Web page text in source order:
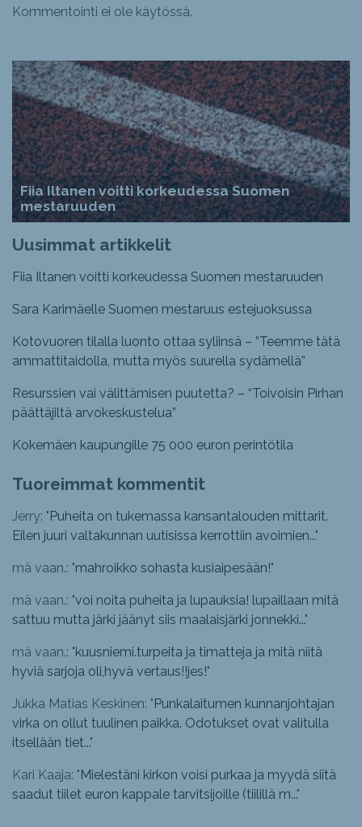
Kommentointi ei ole käytössä.
Fiia Iltanen voitti korkeudessa Suomen
mestaruuden
Uusimmat artikkelit
Fiia Iltanen voitti korkeudessa Suomen mestaruuden
Sara Karimäelle Suomen mestaruus estejuoksussa
Kotovuoren tilalla luonto ottaa syliinsä – ”Teemme tätä
ammattitaidolla, mutta myös suurella sydämellä”
Resurssien vai välittämisen puutetta? – “Toivoisin Pirhan
päättäjiltä arvokeskustelua”
Kokemäen kaupungille 75 000 euron perintötila
Tuoreimmat kommentit
Jerry: "Puheita on tukemassa kansantalouden mittarit.
Eilen juuri valtakunnan uutisissa kerrottiin avoimien..."
mä vaan.: "mahroikko sohasta kusiaipesään!"
mä vaan.: "voi noita puheita ja lupauksia! lupaillaan mitä
sattuu mutta järki jäänyt siis maalaisjärki jonnekki..."
mä vaan.: "kuusniemi.turpeita ja timatteja ja mitä niitä
hyviä sarjoja oli,hyvä vertaus!!jes!"
Jukka Matias Keskinen: "Punkalaitumen kunnanjohtajan
virka on ollut tuulinen paikka. Odotukset ovat valitulla
itsellään tiet..."
Kari Kaaja: "Mielestäni kirkon voisi purkaa ja myydä siitä
saadut tiilet euron kappale tarvitsijoille (tiilillä m..."